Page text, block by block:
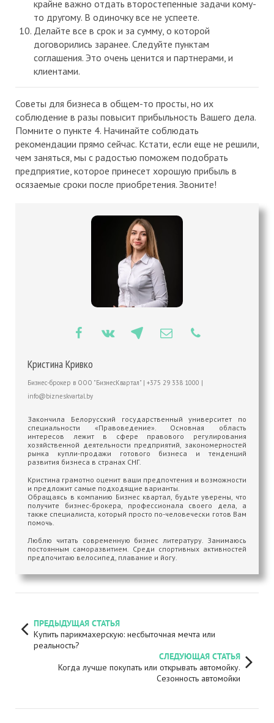
крайне важно отдать второстепенные задачи кому-
то другому. В одиночку все не успеете.
Делайте все в срок и за сумму, о которой
договорились заранее. Следуйте пунктам
соглашения. Это очень ценится и партнерами, и
клиентами.
Советы для бизнеса в общем-то просты, но их
соблюдение в разы повысит прибыльность Вашего дела.
Помните о пункте 4. Начинайте соблюдать
рекомендации прямо сейчас. Кстати, если еще не решили,
чем заняться, мы с радостью поможем подобрать
предприятие, которое принесет хорошую прибыль в
осязаемые сроки после приобретения. Звоните!
Кристина Кривко
Бизнес-брокер в ООО "БизнесКвартал" | +375 29 338 1000 |
info@bizneskvartal.by
Закончила Белорусский государственный университет по
специальности «Правоведение». Основная область
интересов лежит в сфере правового регулирования
хозяйственной деятельности предприятий, закономерностей
рынка купли-продажи готового бизнеса и тенденций
развития бизнеса в странах СНГ.
Кристина грамотно оценит ваши предпочтения и возможности
и предложит самые подходящие варианты.
Обращаясь в компанию Бизнес квартал, будьте уверены, что
получите бизнес-брокера, профессионала своего дела, а
также специалиста, который просто по-человечески готов Вам
помочь.
Люблю читать современную бизнес литературу. Занимаюсь
постоянным саморазвитием. Среди спортивных активностей
предпочитаю велосипед, плавание и йогу.
ПРЕДЫДУЩАЯ СТАТЬЯ
Купить парикмахерскую: несбыточная мечта или
реальность?
СЛЕДУЮЩАЯ СТАТЬЯ
Когда лучше покупать или открывать автомойку.
Сезонность автомойки